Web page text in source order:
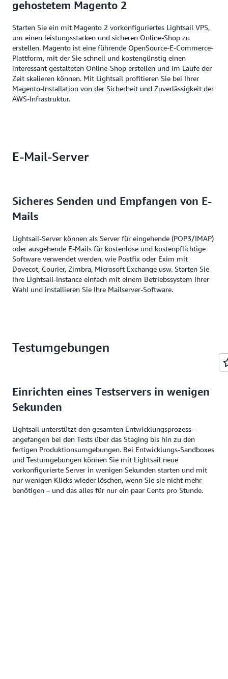
Erfahren Sie wie
Sicherheit optimiert.
Erfahren Sie wie
gehostetem Magento 2
Starten Sie ein mit Magento 2 vorkonfiguriertes Lightsail VPS,
um einen leistungsstarken und sicheren Online-Shop zu
erstellen. Magento ist eine führende OpenSource-E-Commerce-
Plattform, mit der Sie schnell und kostengünstig einen
interessant gestalteten Online-Shop erstellen und im Laufe der
Zeit skalieren können. Mit Lightsail profitieren Sie bei Ihrer
Magento-Installation von der Sicherheit und Zuverlässigkeit der
AWS-Infrastruktur.
E-Mail-Server
Sicheres Senden und Empfangen von E-
Mails
Lightsail-Server können als Server für eingehende (POP3/IMAP)
oder ausgehende E-Mails für kostenlose und kostenpflichtige
Software verwendet werden, wie Postfix oder Exim mit
Dovecot, Courier, Zimbra, Microsoft Exchange usw. Starten Sie
Ihre Lightsail-Instance einfach mit einem Betriebssystem Ihrer
Wahl und installieren Sie Ihre Mailserver-Software.
Testumgebungen
Einrichten eines Testservers in wenigen
Sekunden
Lightsail unterstützt den gesamten Entwicklungsprozess –
angefangen bei den Tests über das Staging bis hin zu den
fertigen Produktionsumgebungen. Bei Entwicklungs-Sandboxes
und Testumgebungen können Sie mit Lightsail neue
vorkonfigurierte Server in wenigen Sekunden starten und mit
nur wenigen Klicks wieder löschen, wenn Sie sie nicht mehr
benötigen – und das alles für nur ein paar Cents pro Stunde.